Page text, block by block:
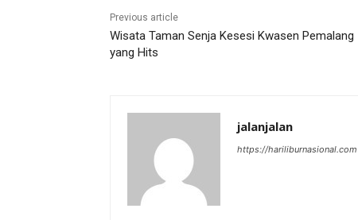
Previous article
Wisata Taman Senja Kesesi Kwasen Pemalang
yang Hits
jalanjalan
https://hariliburnasional.com